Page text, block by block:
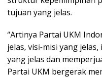
tujuan yang jelas.
“Artinya Partai UKM
jelas, visi-misi yang
yang jelas dan
Partai UKM bergerak